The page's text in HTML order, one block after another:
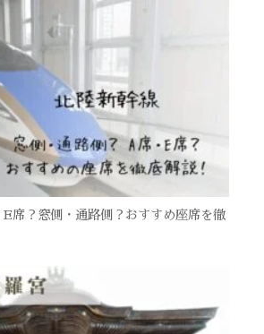
E席？窓側・通路側？おすすめ座席を徹